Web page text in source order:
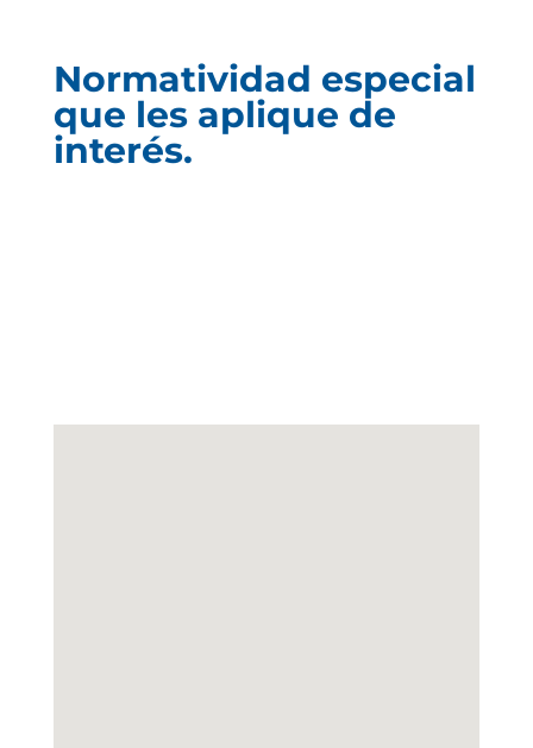
Normatividad especial
que les aplique de
interés.